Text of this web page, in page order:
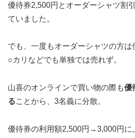
優待券2,500円とオーダーシャツ割
ていました。
でも、一度もオーダーシャツの方は
○カリなどでも単独では売れず。
山喜のオンラインで買い物の際も優
ることから、3名義に分散。
優待券の利用額2,500円→3,000円に